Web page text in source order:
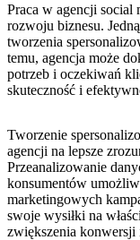
Praca ‍w agencji social
rozwoju biznesu.
tworzenia
temu, agencja może
potrzeb i oczekiwań
skuteczność i
Tworzenie
agencji na lepsze
Przeanalizowanie
konsumentów
marketingowych
swoje​ wysiłki na
zwiększenia⁣